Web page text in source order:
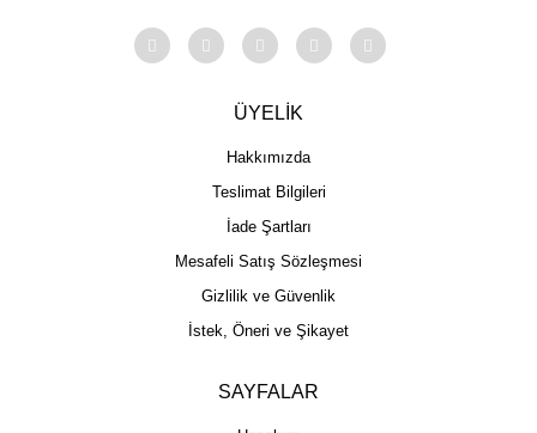
ÜYELİK
Hakkımızda
Teslimat Bilgileri
İade Şartları
Mesafeli Satış Sözleşmesi
Gizlilik ve Güvenlik
İstek, Öneri ve Şikayet
SAYFALAR